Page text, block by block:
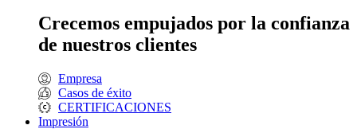
Crecemos empujados por la confianza
de nuestros clientes
Empresa
Casos de éxito
CERTIFICACIONES
Impresión